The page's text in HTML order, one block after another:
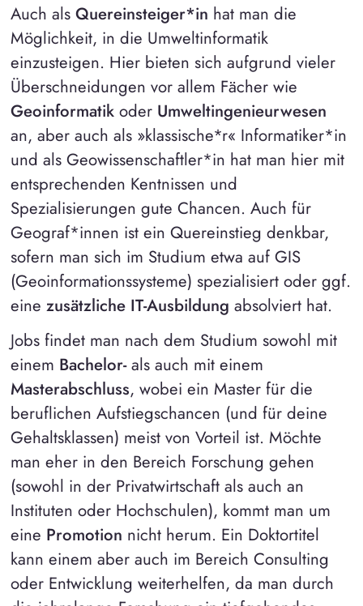
Auch als Quereinsteiger*in hat man die
Möglichkeit, in die Umweltinformatik
einzusteigen. Hier bieten sich aufgrund vieler
Überschneidungen vor allem Fächer wie
Geoinformatikoder Umweltingenieurwesen
an, aber auch als »klassische*r« Informatiker*in
und als Geowissenschaftler*in hat man hier mit
entsprechenden Kentnissen und
Spezialisierungen gute Chancen. Auch für
Geograf*innen ist ein Quereinstieg denkbar,
sofern man sich im Studium etwa auf GIS
(Geoinformationssysteme) spezialisiert oder ggf.
eine zusätzliche IT-Ausbildung absolviert hat.
Jobs findet man nach dem Studium sowohl mit
einem Bachelor-als auch mit einem
Masterabschluss, wobei ein Master für die
beruflichen Aufstiegschancen (und für deine
Gehaltsklassen) meist von Vorteil ist. Möchte
man eher in den Bereich Forschung gehen
(sowohl in der Privatwirtschaft als auch an
Instituten oder Hochschulen), kommt man um
eine Promotion nicht herum. Ein Doktortitel
kann einem aber auch im Bereich Consulting
oder Entwicklung weiterhelfen, da man durch